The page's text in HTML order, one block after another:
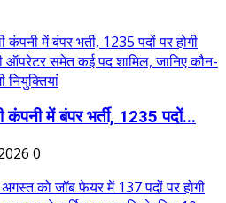
कंपनी में बंपर भर्ती, 1235 पदों...
0